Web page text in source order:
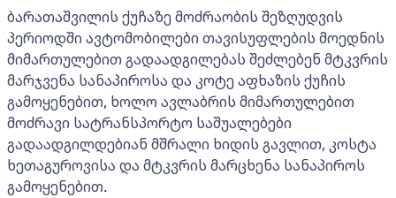
ბარათაშვილის ქუჩაზე მოძრაობის შეზღუდვის
პერიოდში ავტომობილები თავისუფლების მოედნის
მიმართულებით გადაადგილებას შეძლებენ მტკვრის
მარჯვენა სანაპიროსა და კოტე აფხაზის ქუჩის
გამოყენებით, ხოლო ავლაბრის მიმართულებით
მოძრავი სატრანსპორტო საშუალებები
გადაადგილდებიან მშრალი ხიდის გავლით, კოსტა
ხეთაგუროვისა და მტკვრის მარცხენა სანაპიროს
გამოყენებით.